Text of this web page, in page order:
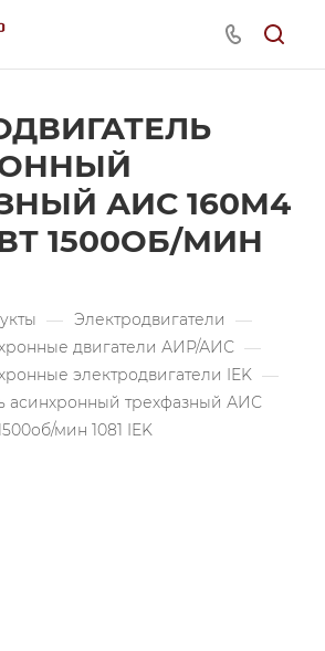
АИС 160M4
1500ОБ/МИН
— Электродвигатели —
двигатели АИР/АИС —
электродвигатели IEK —
асинхронный трехфазный АИС
мин 1081 IEK